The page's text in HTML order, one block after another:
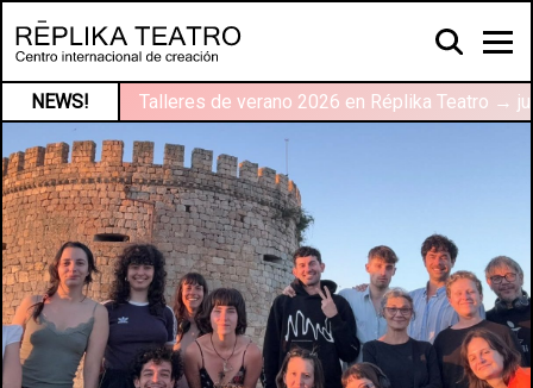
NEWS! Talleres de verano 2026 en Réplika Teatro →